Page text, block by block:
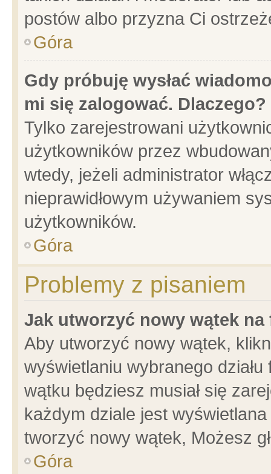
postów albo przyzna Ci
Góra
Gdy próbuję wysłać
mi się zalogować. Dlaczego?
Tylko zarejestrowani
użytkowników przez
wtedy, jeżeli administrator
nieprawidłowym używaniem
użytkowników.
Góra
Problemy z pisaniem
Jak utworzyć nowy wątek na
Aby utworzyć nowy wątek,
wyświetlaniu wybranego
wątku będziesz musiał się
każdym dziale jest
tworzyć nowy wątek, Możesz
Góra